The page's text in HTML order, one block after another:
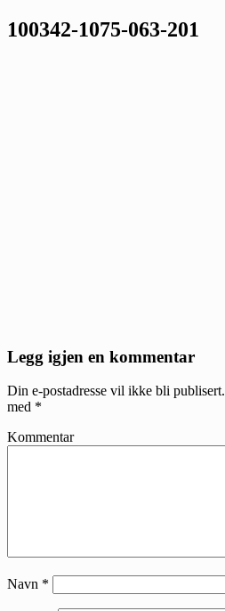
100342-1075-063-201
Reader
Legg igjen en kommentar
Din e-postadresse vil ikke bli publisert.
med *
Kommentar
Navn *